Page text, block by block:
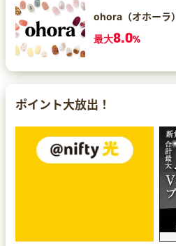
ohora（オホーラ）
最大8.0%
ポイント大放出！